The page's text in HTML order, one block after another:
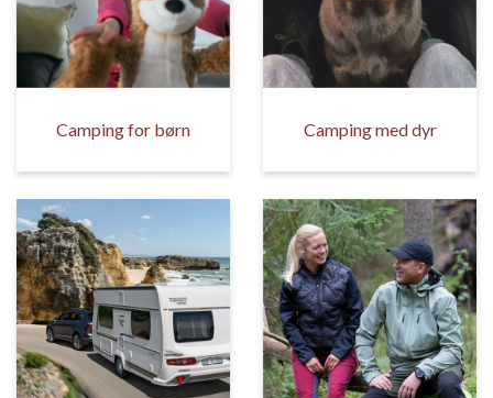
Camping for børn Camping med dyr